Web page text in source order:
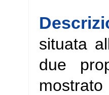
situata
due